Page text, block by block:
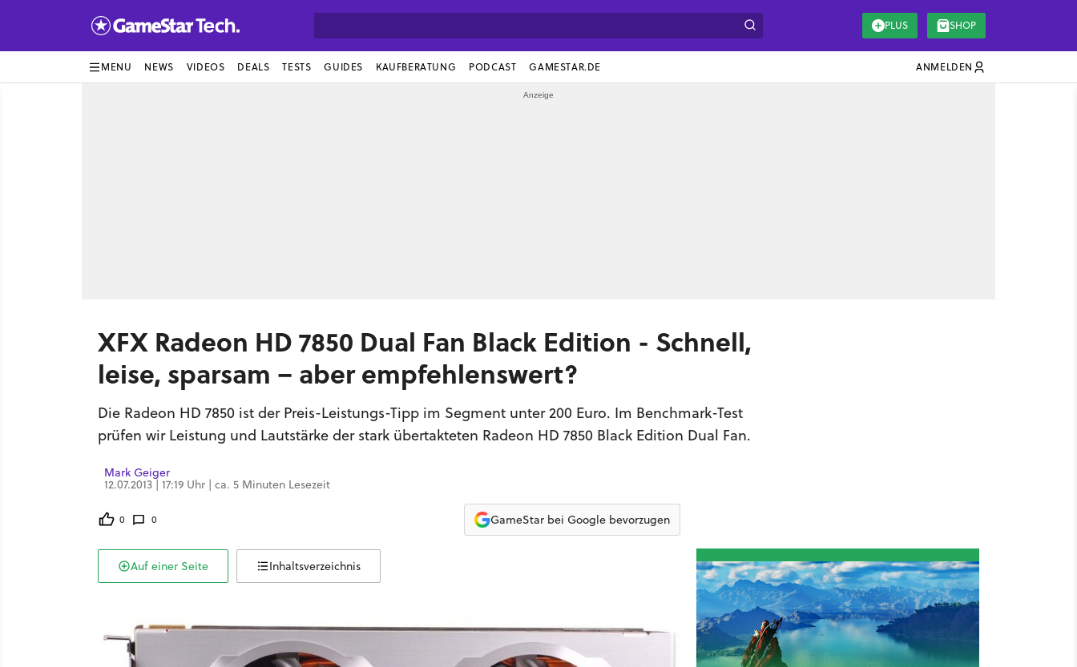
PLUS SHOP
MENU NEWS VIDEOS DEALS TESTS GUIDES KAUFBERATUNG PODCAST GAMESTAR.DE ANMELDEN
XFX Radeon HD 7850 Dual Fan Black Edition - Schnell,
leise, sparsam – aber empfehlenswert?
Die Radeon HD 7850 ist der Preis-Leistungs-Tipp im Segment unter 200 Euro. Im Benchmark-Test
prüfen wir Leistung und Lautstärke der stark übertakteten Radeon HD 7850 Black Edition Dual Fan.
Mark Geiger
12.07.2013 | 17:19 Uhr | ca. 5 Minuten Lesezeit
0 0 GameStar bei Google bevorzugen
Auf einer Seite Inhaltsverzeichnis